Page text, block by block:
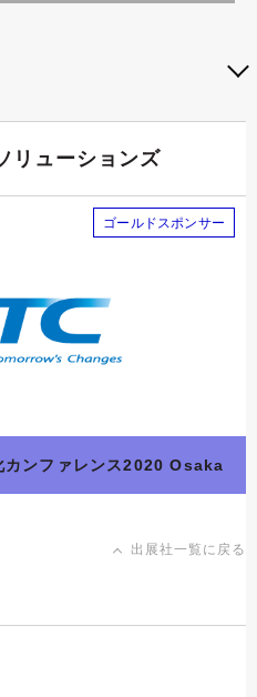
リューションズ
ゴールドスポンサー
カンファレンス2020 Osaka
出展社一覧に戻る